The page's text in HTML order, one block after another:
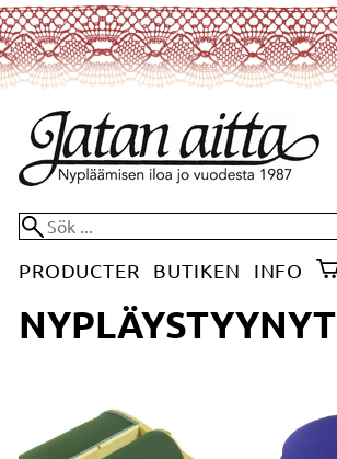
PRODUCTER BUTIKEN INFO
NYPLÄYSTYYNYT